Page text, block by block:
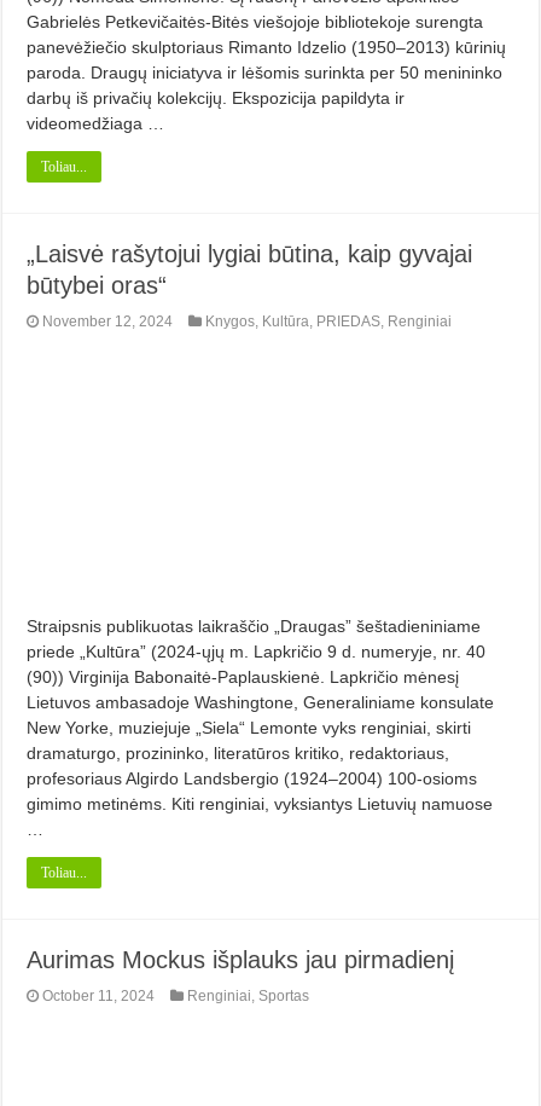
Gabrielės Petkevičaitės-Bitės viešojoje bibliotekoje surengta
panevėžiečio skulptoriaus Rimanto Idzelio (1950–2013) kūrinių
paroda. Draugų iniciatyva ir lėšomis surinkta per 50 menininko
darbų iš privačių kolekcijų. Ekspozicija papildyta ir
videomedžiaga …
Toliau...
„Laisvė rašytojui lygiai būtina, kaip gyvajai
būtybei oras“
November 12, 2024 Knygos, Kultūra, PRIEDAS, Renginiai
Straipsnis publikuotas laikraščio „Draugas” šeštadieniniame
priede „Kultūra” (2024-ųjų m. Lapkričio 9 d. numeryje, nr. 40
(90)) Virginija Babonaitė-Paplauskienė. Lapkričio mėnesį
Lietuvos ambasadoje Washingtone, Generaliniame konsulate
New Yorke, muziejuje „Siela“ Lemonte vyks renginiai, skirti
dramaturgo, prozininko, literatūros kritiko, redaktoriaus,
profesoriaus Algirdo Landsbergio (1924–2004) 100-osioms
gimimo metinėms. Kiti renginiai, vyksiantys Lietuvių namuose
Toliau...
Aurimas Mockus išplauks jau pirmadienį
October 11, 2024 Renginiai Sportas